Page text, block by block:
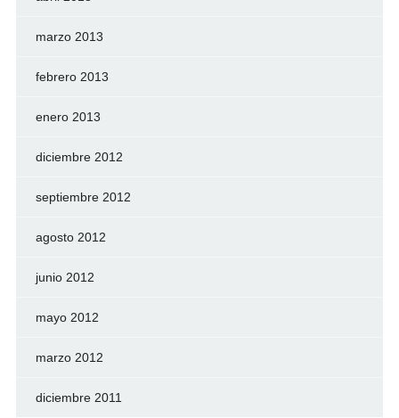
marzo 2013
febrero 2013
enero 2013
diciembre 2012
septiembre 2012
agosto 2012
junio 2012
mayo 2012
marzo 2012
diciembre 2011